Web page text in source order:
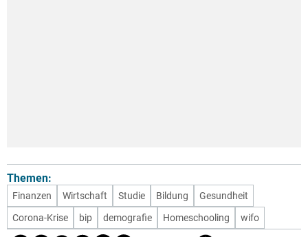
Themen:
Finanzen Wirtschaft Studie Bildung
Gesundheit
Corona-Krise
bip demografie Homeschooling wifo